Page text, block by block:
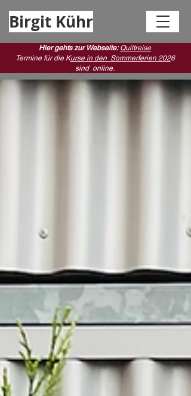
Birgit Kühr
Hier gehts zur Webseite:Quiltreise
Termine für die Kurse in den Sommerferien 2026
sind online.